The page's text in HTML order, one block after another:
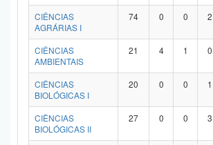
CIÊNCIAS
AGRÁRIAS I
74 0 0 2
CIÊNCIAS
AMBIENTAIS
21 4 1 0
CIÊNCIAS
BIOLÓGICAS I
20 0 0 1
CIÊNCIAS
BIOLÓGICAS II
27 0 0 3